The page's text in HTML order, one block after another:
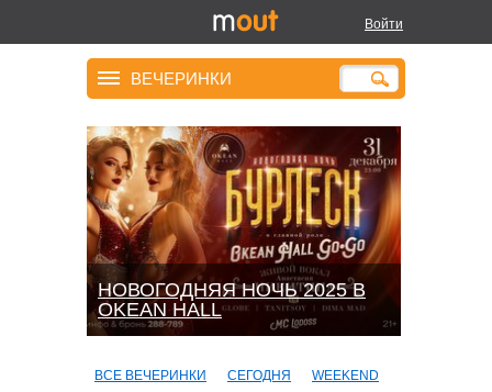
Войти
ВЕЧЕРИНКИ
НОВОГОДНЯЯ НОЧЬ 2025 В
OKEАN HALL
ВСЕ ВЕЧЕРИНКИ СЕГОДНЯ
WEEKEND